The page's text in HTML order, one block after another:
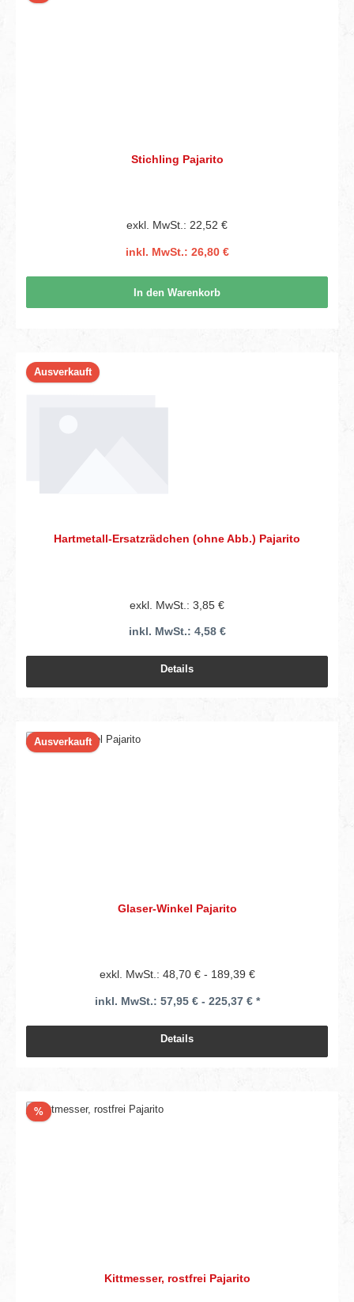
Stichling Pajarito
exkl. MwSt.: 22,52 €
inkl. MwSt.: 26,80 €
In den Warenkorb
Ausverkauft
Hartmetall-Ersatzrädchen (ohne Abb.) Pajarito
exkl. MwSt.: 3,85 €
inkl. MwSt.: 4,58 €
Details
Ausverkauft
Glaser-Winkel Pajarito
exkl. MwSt.: 48,70 € - 189,39 €
inkl. MwSt.: 57,95 € - 225,37 € *
Details
%Rabatt
Kittmesser, rostfrei Pajarito